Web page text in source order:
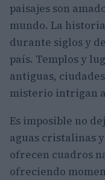
paisajes son
mundo. La
durante siglos y
país. Templos y
antiguas,
misterio intrigan
Es imposible no
aguas cristalinas
ofrecen cuadros
ofreciendo